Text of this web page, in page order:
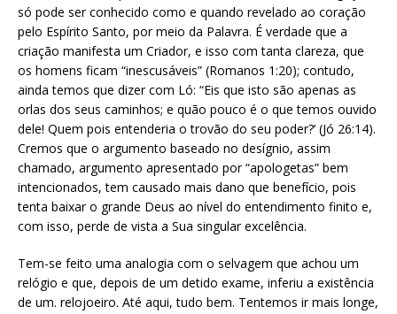
só pode ser conhecido como e quando revelado ao coração
pelo Espírito Santo, por meio da Palavra. É verdade que a
criação manifesta um Criador, e isso com tanta clareza, que
os homens ficam “inescusáveis” (Romanos 1:20); contudo,
ainda temos que dizer com Ló: “Eis que isto são apenas as
orlas dos seus caminhos; e quão pouco é o que temos ouvido
dele! Quem pois entenderia o trovão do seu poder?’ (Jó 26:14).
Cremos que o argumento baseado no desígnio, assim
chamado, argumento apresentado por “apologetas” bem
intencionados, tem causado mais dano que benefício, pois
tenta baixar o grande Deus ao nível do entendimento finito e,
com isso, perde de vista a Sua singular excelência.
Tem-se feito uma analogia com o selvagem que achou um
relógio e que, depois de um detido exame, inferiu a existência
de um. relojoeiro. Até aqui, tudo bem. Tentemos ir mais longe,